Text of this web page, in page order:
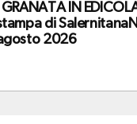
I GRANATA IN
di
2026